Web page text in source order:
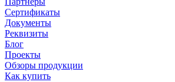
Сертификаты
Документы
Реквизиты
Блог
Проекты
Обзоры продукции
Как купить